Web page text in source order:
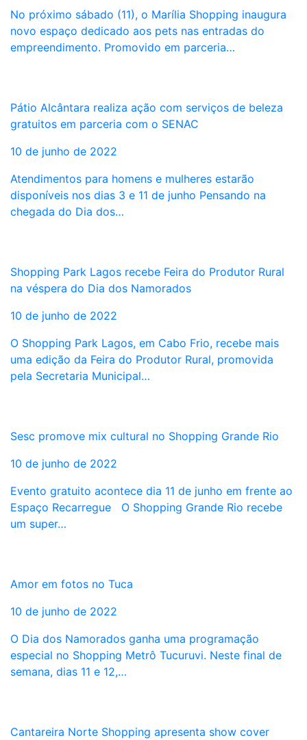
No próximo sábado (11), o Marília Shopping inaugura
novo espaço dedicado aos pets nas entradas do
empreendimento. Promovido em parceria…
Pátio Alcântara realiza ação com serviços de beleza
gratuitos em parceria com o SENAC
10 de junho de 2022
Atendimentos para homens e mulheres estarão
disponíveis nos dias 3 e 11 de junho Pensando na
chegada do Dia dos…
Shopping Park Lagos recebe Feira do Produtor Rural
na véspera do Dia dos Namorados
10 de junho de 2022
O Shopping Park Lagos, em Cabo Frio, recebe mais
uma edição da Feira do Produtor Rural, promovida
pela Secretaria Municipal…
Sesc promove mix cultural no Shopping Grande Rio
10 de junho de 2022
Evento gratuito acontece dia 11 de junho em frente ao
Espaço Recarregue O Shopping Grande Rio recebe
um super…
Amor em fotos no Tuca
10 de junho de 2022
O Dia dos Namorados ganha uma programação
especial no Shopping Metrô Tucuruvi. Neste final de
semana, dias 11 e 12,…
Cantareira Norte Shopping apresenta show cover